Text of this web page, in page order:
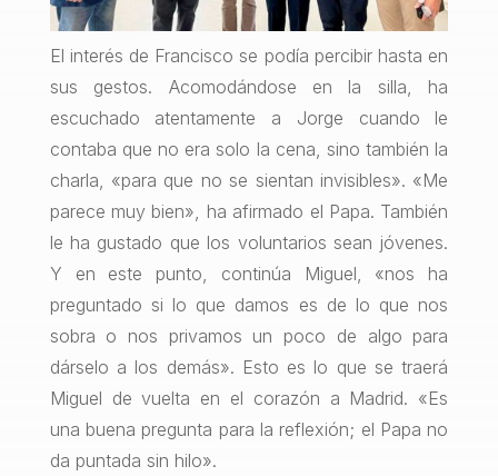
El interés de Francisco se podía percibir hasta en
sus gestos. Acomodándose en la silla, ha
escuchado atentamente a Jorge cuando le
contaba que no era solo la cena, sino también la
charla, «para que no se sientan invisibles». «Me
parece muy bien», ha afirmado el Papa. También
le ha gustado que los voluntarios sean jóvenes.
Y en este punto, continúa Miguel, «nos ha
preguntado si lo que damos es de lo que nos
sobra o nos privamos un poco de algo para
dárselo a los demás». Esto es lo que se traerá
Miguel de vuelta en el corazón a Madrid. «Es
una buena pregunta para la reflexión; el Papa no
da puntada sin hilo».